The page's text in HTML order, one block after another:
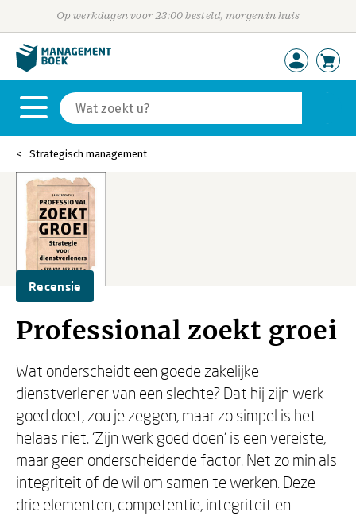
Op werkdagen voor 23:00 besteld, morgen in huis
Strategisch management
Recensie
Professional zoekt groei
Wat onderscheidt een goede zakelijke
dienstverlener van een slechte? Dat hij zijn werk
goed doet, zou je zeggen, maar zo simpel is het
helaas niet. ‘Zijn werk goed doen’ is een vereiste,
maar geen onderscheidende factor. Net zo min als
integriteit of de wil om samen te werken. Deze
drie elementen, competentie, integriteit en